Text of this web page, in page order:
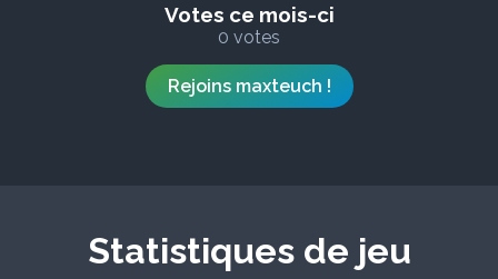
Votes ce mois-ci
0 votes
Rejoins maxteuch !
Statistiques de jeu